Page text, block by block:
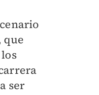
que
ser